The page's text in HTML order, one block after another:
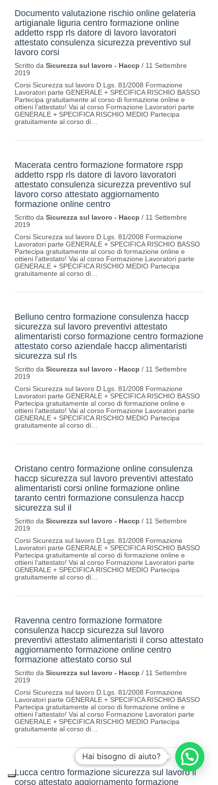
Documento valutazione rischio online gelateria
artigianale liguria centro formazione online
addetto rspp rls datore di lavoro lavoratori
attestato consulenza sicurezza preventivo sul
lavoro corsi
Scritto da Sicurezza sul lavoro - Haccp / 11 Settembre
2019
Corsi Sicurezza sul lavoro D.Lgs. 81/2008 Formazione
Lavoratori parte GENERALE + SPECIFICA RISCHIO BASSO
Partecipa gratuitamente al corso di formazione online e
ottieni l’attestato! Vai al corso Formazione Lavoratori parte
GENERALE + SPECIFICA RISCHIO MEDIO Partecipa
gratuitamente al corso di…
Macerata centro formazione formatore rspp
addetto rspp rls datore di lavoro lavoratori
attestato consulenza sicurezza preventivo sul
lavoro corso attestato aggiornamento
formazione online centro
Scritto da Sicurezza sul lavoro - Haccp / 11 Settembre
2019
Corsi Sicurezza sul lavoro D.Lgs. 81/2008 Formazione
Lavoratori parte GENERALE + SPECIFICA RISCHIO BASSO
Partecipa gratuitamente al corso di formazione online e
ottieni l’attestato! Vai al corso Formazione Lavoratori parte
GENERALE + SPECIFICA RISCHIO MEDIO Partecipa
gratuitamente al corso di…
Belluno centro formazione consulenza haccp
sicurezza sul lavoro preventivi attestato
alimentaristi corso formazione centro formazione
attestato corso aziendale haccp alimentaristi
sicurezza sul rls
Scritto da Sicurezza sul lavoro - Haccp / 11 Settembre
2019
Corsi Sicurezza sul lavoro D.Lgs. 81/2008 Formazione
Lavoratori parte GENERALE + SPECIFICA RISCHIO BASSO
Partecipa gratuitamente al corso di formazione online e
ottieni l’attestato! Vai al corso Formazione Lavoratori parte
GENERALE + SPECIFICA RISCHIO MEDIO Partecipa
gratuitamente al corso di…
Oristano centro formazione online consulenza
haccp sicurezza sul lavoro preventivi attestato
alimentaristi corsi online formazione online
taranto centri formazione consulenza haccp
sicurezza sul il
Scritto da Sicurezza sul lavoro - Haccp / 11 Settembre
2019
Corsi Sicurezza sul lavoro D.Lgs. 81/2008 Formazione
Lavoratori parte GENERALE + SPECIFICA RISCHIO BASSO
Partecipa gratuitamente al corso di formazione online e
ottieni l’attestato! Vai al corso Formazione Lavoratori parte
GENERALE + SPECIFICA RISCHIO MEDIO Partecipa
gratuitamente al corso di…
Ravenna centro formazione formatore
consulenza haccp sicurezza sul lavoro
preventivi attestato alimentaristi il corso attestato
aggiornamento formazione online centro
formazione attestato corso sul
Scritto da Sicurezza sul lavoro - Haccp / 11 Settembre
2019
Corsi Sicurezza sul lavoro D.Lgs. 81/2008 Formazione
Lavoratori parte GENERALE + SPECIFICA RISCHIO BASSO
Partecipa gratuitamente al corso di formazione online e
ottieni l’attestato! Vai al corso Formazione Lavoratori parte
GENERALE + SPECIFICA RISCHIO MEDIO Partecipa
gratuitamente al corso di…
Lucca centro formazione sicurezza sul lavoro il
corso attestato aggiornamento formazione
Hai bisogno di aiuto?